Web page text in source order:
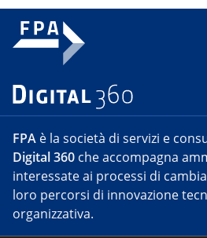
FPA è la società di servizi e
Digital 360 che accompagna
interessate ai processi di
loro percorsi di innovazione
organizzativa.